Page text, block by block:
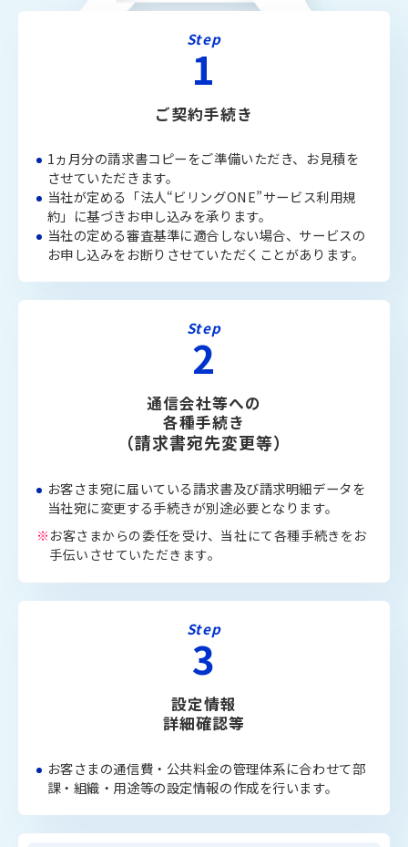
Step
1
ご契約手続き
1ヵ月分の請求書コピーをご準備いただき、お見積を
させていただきます。
当社が定める「法人“ビリングONE”サービス利用規
約」に基づきお申し込みを承ります。
当社の定める審査基準に適合しない場合、サービスの
お申し込みをお断りさせていただくことがあります。
Step
2
通信会社等への
各種手続き
（請求書宛先変更等）
お客さま宛に届いている請求書及び請求明細データを
当社宛に変更する手続きが別途必要となります。
お客さまからの委任を受け、当社にて各種手続きをお
手伝いさせていただきます。
Step
3
設定情報
詳細確認等
お客さまの通信費・公共料金の管理体系に合わせて部
課・組織・用途等の設定情報の作成を行います。